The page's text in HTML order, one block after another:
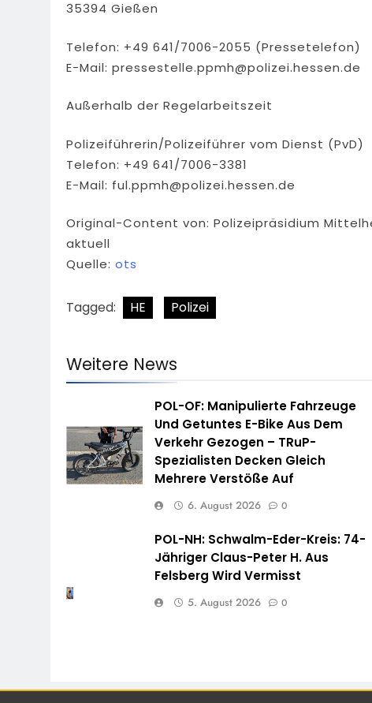
35394 Gießen
Telefon: +49 641/7006-2055 (Pressetelefon)
E-Mail: pressestelle.ppmh@polizei.hessen.de
Außerhalb der Regelarbeitszeit
Polizeiführerin/Polizeiführer vom Dienst (PvD)
Telefon: +49 641/7006-3381
E-Mail: ful.ppmh@polizei.hessen.de
Original-Content von: Polizeipräsidium
aktuell
Quelle: ots
Tagged: HE Polizei
Weitere News
POL-OF: Manipulierte Fahrzeuge
Und Getuntes E-Bike Aus Dem
Verkehr Gezogen – TRuP-
Spezialisten Decken Gleich
Mehrere Verstöße Auf
6. August 2026 0
POL-NH: Schwalm-Eder-Kreis: 74-
Jähriger Claus-Peter H. Aus
Felsberg Wird Vermisst
5. August 2026 0